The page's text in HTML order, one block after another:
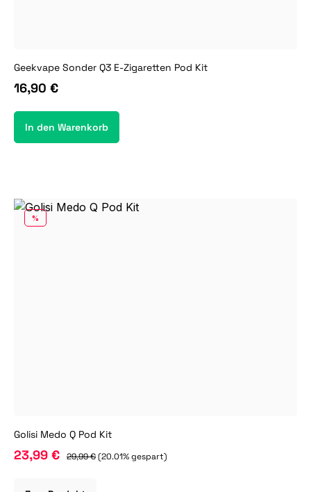
Geekvape Sonder Q3 E-Zigaretten Pod Kit
16,90 €
In den Warenkorb
RABATT
%
Golisi Medo Q Pod Kit
23,99 € 29,99 €(20.01% gespart)